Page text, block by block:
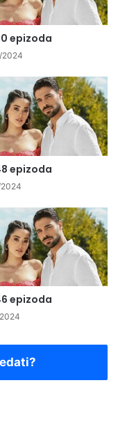
epizoda
2024
epizoda
epizoda